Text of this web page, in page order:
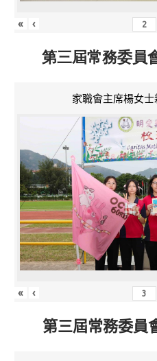
« ‹
第三屆常務委
家職會主席楊女
« ‹
第三屆常務委